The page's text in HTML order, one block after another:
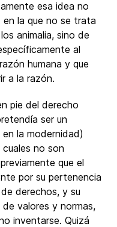
esa idea no
en la que no se trata
animalia, sino de
al
humana y que
a la razón.
pie del derecho
ser un
la modernidad)
no son
que el
por su pertenencia
derechos, y su
valores y normas,
inventarse. Quizá